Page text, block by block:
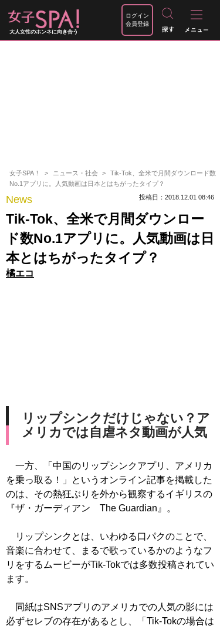
大人女性のホンネに向き合う
ログイン
会員登録
女子SPA！ ニュース・社会
Tik-Tok、全米で月間ダウンロード数
No.1アプリに。人気動画は日本とはちがったタイプ？
News 投稿日：2018.12.01 08:46
Tik-Tok、全米で月間ダウンロー
ド数No.1アプリに。人気動画は日
本とはちがったタイプ？
橘エコ
リップシンクだけじゃない？ア
メリカでは自虐ネタ動画が人気
一方、「中国のリップシンクアプリ、アメリカ
を乗っ取る！」というオンライン記事を掲載した
のは、その熱狂ぶりを外から観察するイギリスの
『ザ・ガーディアン The Guardian』。
リップシンクとは、いわゆる口パクのことで、
音楽に合わせて、まるで歌っているかのようなフ
リをするムービーがTik-Tokでは多数投稿されてい
ます。
同紙はSNSアプリのアメリカでの人気の影には
必ずセレブの存在があるとし、「Tik-Tokの場合は